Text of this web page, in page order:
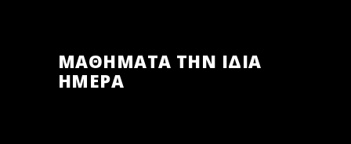
ΜΑΘΗΜΑΤΑ ΤΗΝ ΙΔΙΑ
ΗΜΕΡΑ